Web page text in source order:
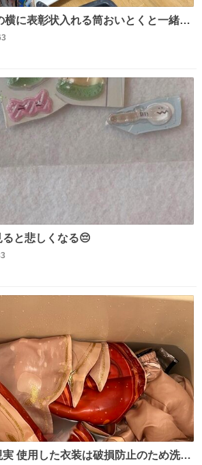
横に表彰状入れる筒おいとくと一緒に
さい
と悲しくなる😔
使用した衣装は破損防止のため洗濯